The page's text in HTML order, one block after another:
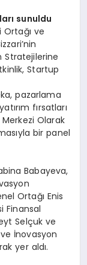
sunuldu
Ortağı ve
Stratejilerine
Startup
pazarlama
fırsatları
Olarak
bir panel
Babayeva,
Ortağı Enis
Finansal
Selçuk ve
ve İnovasyon
yer aldı.